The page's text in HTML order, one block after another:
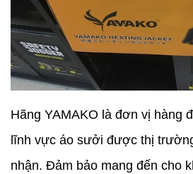
Hãng YAMAKO là đơn vị hàng
lĩnh vực áo sưởi được thị
nhận. Đảm bảo mang đến cho